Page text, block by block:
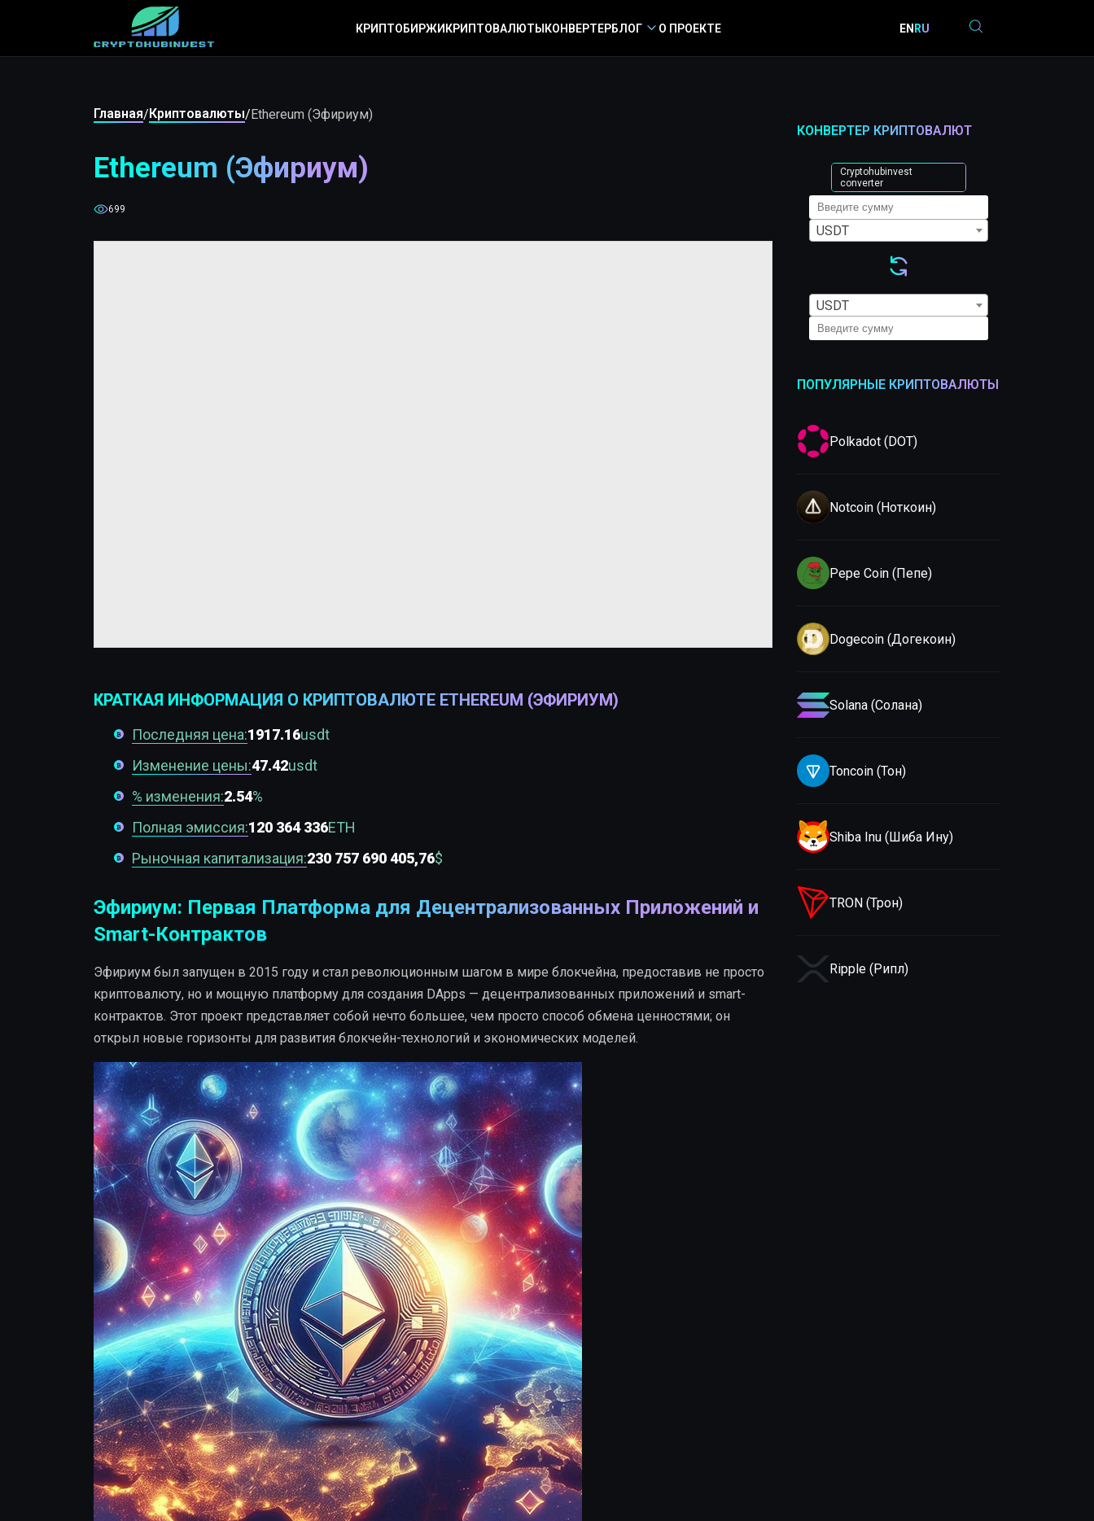
КРИПТОБИРЖИ КРИПТОВАЛЮТЫ КОНВЕРТЕРБЛОГ О ПРОЕКТЕ EN RU
Главная/Криптовалюты/Ethereum (Эфириум)
Ethereum (Эфириум)
699
КРАТКАЯ ИНФОРМАЦИЯ О КРИПТОВАЛЮТЕ ETHEREUM (ЭФИРИУМ)
Последняя цена:1917.16usdt
Изменение цены:47.42usdt
% изменения:2.54%
Полная эмиссия:120 364 336ETH
Рыночная капитализация:230 757 690 405,76$
Эфириум: Первая Платформа для Децентрализованных Приложений и
Smart-Контрактов
Эфириум был запущен в 2015 году и стал революционным шагом в мире блокчейна, предоставив не просто
криптовалюту, но и мощную платформу для создания DApps — децентрализованных приложений и smart-
контрактов. Этот проект представляет собой нечто большее, чем просто способ обмена ценностями; он
открыл новые горизонты для развития блокчейн-технологий и экономических моделей.
КОНВЕРТЕР КРИПТОВАЛЮТ
USDT
USDT
Cryptohubinvest
converter
ПОПУЛЯРНЫЕ КРИПТОВАЛЮТЫ
Polkadot (DOT)
Notcoin (Ноткоин)
Pepe Coin (Пепе)
Dogecoin (Догекоин)
Solana (Солана)
Toncoin (Тон)
Shiba Inu (Шиба Ину)
TRON (Трон)
Ripple (Рипл)